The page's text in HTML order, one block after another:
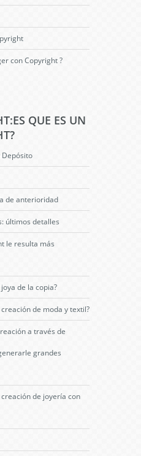
con Copyright ?
QUE ES UN
Depósito
de anterioridad
últimos detalles
le resulta más
de la copia?
de moda y textil?
a través de
grandes
de joyería con